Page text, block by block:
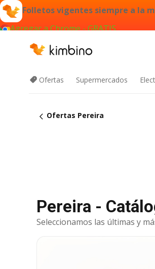
Folletos vigentes siempre a la
Agregar a Chrome - GRATIS
Ofertas Supermercados
Ofertas Pereira
Pereira -
Seleccionamos las últimas y